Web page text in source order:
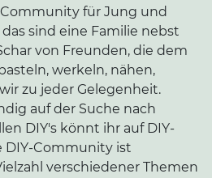
für Jung und
sind eine Familie nebst
von Freunden, die dem
werkeln, nähen,
zu jeder Gelegenheit.
auf der Suche nach
DIY's könnt ihr auf DIY-
DIY-Community ist
verschiedener Themen